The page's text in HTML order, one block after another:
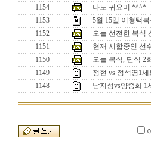
1154
나도 귀요미 *^^*
1153
5월 15일 이형택
1152
오늘 선전한 복식
1151
현재 시합중인 선
1150
오늘 복식, 단식 2
1149
정현 vs 정석영1
1148
남지성vs양증화 1